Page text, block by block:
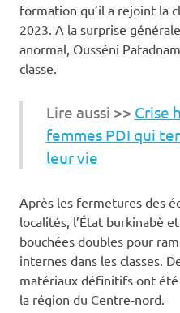
formation qu’il a rejoint la
2023. A la surprise
anormal, Ousséni
classe.
Lire aussi >> Crise
femmes PDI qui
leur vie
Après les fermetures des
localités, l’État burkinabè
bouchées doubles pour
internes dans les classes.
matériaux définitifs ont
la région du Centre-nord.